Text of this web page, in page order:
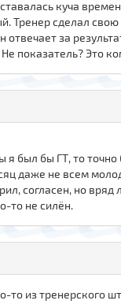
куча
Тренер сделал
отвечает за
показатель? Это
я был бы ГТ, то
даже не всем
согласен, но вряд
то не силён.
то из тренерского